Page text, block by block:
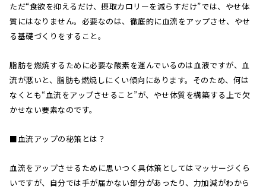
ただ“食欲を抑えるだけ、摂取カロリーを減らすだけ”では、やせ体
質にはなりません。必要なのは、徹底的に血流をアップさせ、やせ
る基礎づくりをすること。
脂肪を燃焼するために必要な酸素を運んでいるのは血液ですが、血
流が悪いと、脂肪も燃焼しにくい傾向にあります。そのため、何は
なくとも“血流をアップさせること”が、やせ体質を構築する上で欠
かせない要素なのです。
■血流アップの秘策とは？
血流をアップさせるために思いつく具体策としてはマッサージくら
いですが、自分では手が届かない部分があったり、力加減がわから